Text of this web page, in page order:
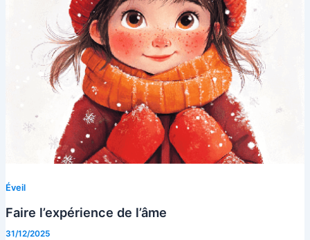
Éveil
Faire l’expérience de l’âme
31/12/2025